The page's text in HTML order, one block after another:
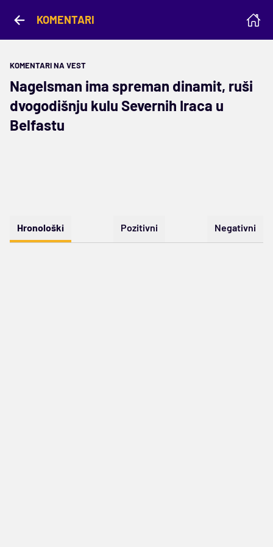
KOMENTARI
KOMENTARI NA VEST
Nagelsman ima spreman dinamit, ruši
dvogodišnju kulu Severnih Iraca u
Belfastu
Hronološki Pozitivni Negativni